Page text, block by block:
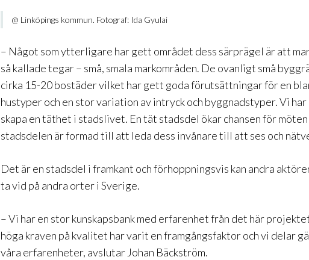
@ Linköpings kommun. Fotograf: Ida Gyulai
– Något som ytterligare har gett området dess särprägel är att
så kallade tegar – små, smala markområden. De ovanligt små
cirka 15-20 bostäder vilket har gett goda förutsättningar för en
hustyper och en stor variation av intryck och byggnadstyper. Vi
skapa en täthet i stadslivet. En tät stadsdel ökar chansen för
stadsdelen är formad till att leda dess invånare till att ses och
Det är en stadsdel i framkant och förhoppningsvis kan andra
ta vid på andra orter i Sverige.
– Vi har en stor kunskapsbank med erfarenhet från det här
höga kraven på kvalitet har varit en framgångsfaktor och vi delar
våra erfarenheter, avslutar Johan Bäckström.